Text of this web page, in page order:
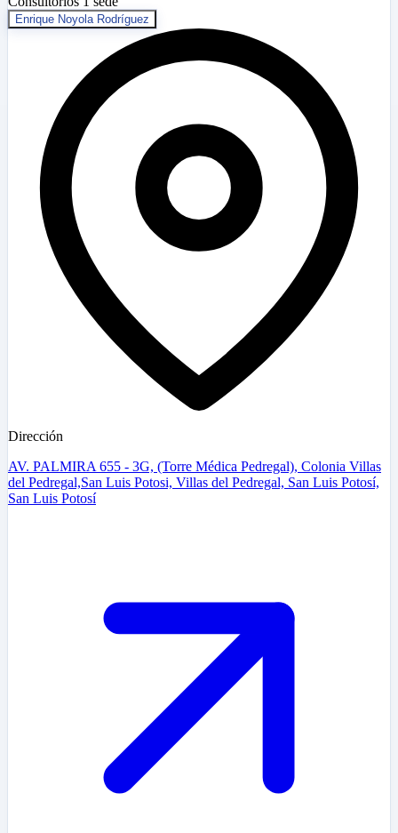
Enrique Noyola Rodríguez
Dirección
AV. PALMIRA 655 - 3G, (Torre Médica Pedregal), Colonia Villas
del Pedregal,San Luis Potosi, Villas del Pedregal, San Luis Potosí,
San Luis Potosí